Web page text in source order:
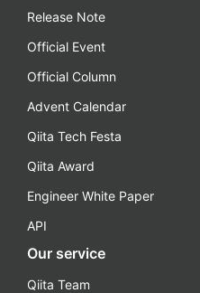
Release Note
Official Event
Official Column
Advent Calendar
Qiita Tech Festa
Qiita Award
Engineer White Paper
API
Our service
Qiita Team